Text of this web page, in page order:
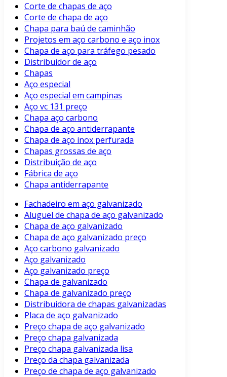
Corte de chapas de aço
Corte de chapa de aço
Chapa para baú de caminhão
Projetos em aço carbono e aço inox
Chapa de aço para tráfego pesado
Distribuidor de aço
Chapas
Aço especial
Aço especial em campinas
Aço vc 131 preço
Chapa aço carbono
Chapa de aço antiderrapante
Chapa de aço inox perfurada
Chapas grossas de aço
Distribuição de aço
Fábrica de aço
Chapa antiderrapante
Fachadeiro em aço galvanizado
Aluguel de chapa de aço galvanizado
Chapa de aço galvanizado
Chapa de aço galvanizado preço
Aço carbono galvanizado
Aço galvanizado
Aço galvanizado preço
Chapa de galvanizado
Chapa de galvanizado preço
Distribuidora de chapas galvanizadas
Placa de aço galvanizado
Preço chapa de aço galvanizado
Preço chapa galvanizada
Preço chapa galvanizada lisa
Preço da chapa galvanizada
Preço de chapa de aço galvanizado